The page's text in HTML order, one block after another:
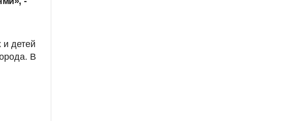
детей
В